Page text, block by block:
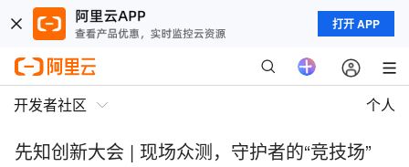
打开 APP
开发者社区 个人
先知创新大会 | 现场众测，守护者的“竞技场”